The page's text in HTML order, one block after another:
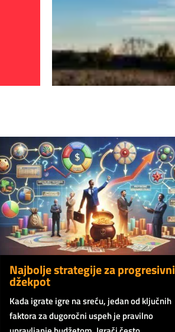
Najbolje strategije za progresivni
džekpot
Kada igrate igre na sreću, jedan od ključnih
faktora za dugoročni uspeh je pravilno